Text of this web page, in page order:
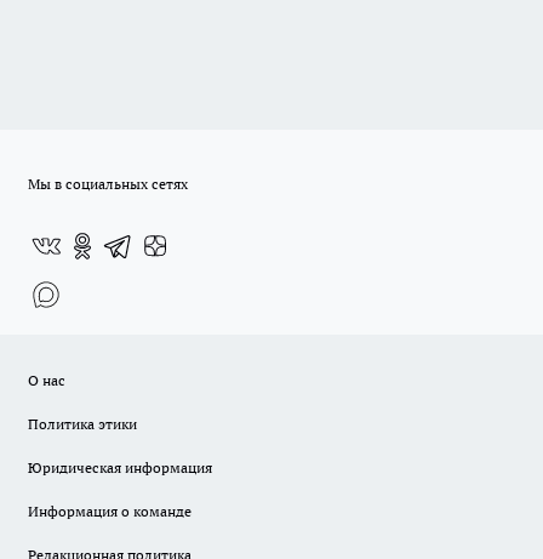
Мы в социальных сетях
О нас
Политика этики
Юридическая информация
Информация о команде
Редакционная политика